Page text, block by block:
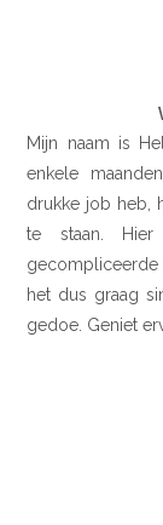
Mijn naam is
enkele
drukke job heb,
te staan.
gecompliceerde
het dus graag
gedoe. Geniet